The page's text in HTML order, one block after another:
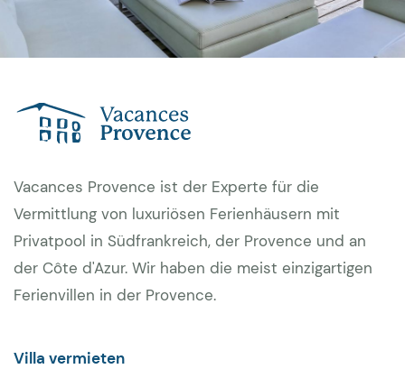
Vacances Provence ist der Experte für die
Vermittlung von luxuriösen Ferienhäusern mit
Privatpool in Südfrankreich, der Provence und an
der Côte d'Azur. Wir haben die meist einzigartigen
Ferienvillen in der Provence.
Villa vermieten